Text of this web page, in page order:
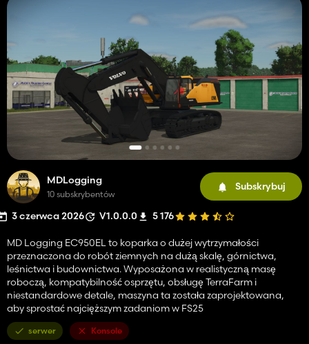
MDLogging
10 subskrybentów
Subskrybuj
3 czerwca 2026 V1.0.0.0 5 176
MD Logging EC950EL to koparka o dużej wytrzymałości
przeznaczona do robót ziemnych na dużą skalę, górnictwa,
leśnictwa i budownictwa. Wyposażona w realistyczną masę
roboczą, kompatybilność osprzętu, obsługę TerraFarm i
niestandardowe detale, maszyna ta została zaprojektowana,
aby sprostać najcięższym zadaniom w FS25
serwer Konsole